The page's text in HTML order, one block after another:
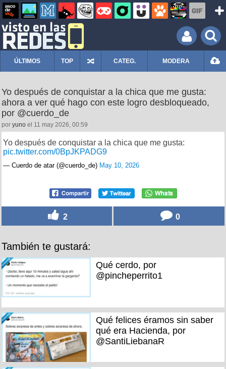
ÚLTIMOS TOP CATEG. MODERA
Yo después de conquistar a la chica que me gusta:
ahora a ver qué hago con este logro desbloqueado,
por @cuerdo_de
por yuno el 11 may 2026, 00:59
Yo después de conquistar a la chica que me gusta:
pic.twitter.com/0BpJKPADG9
— Cuerdo de atar (@cuerdo_de) May 10, 2026
2 0
También te gustará:
Qué cerdo, por
@pincheperrito1
Qué felices éramos sin saber
qué era Hacienda, por
@SantiLiebanaR